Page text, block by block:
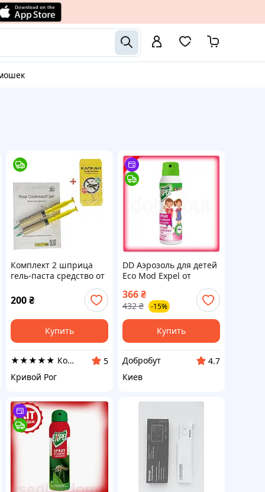
Комплект 2 шприца
гель-паста средство от
тараканов Targan-dez
Stop Cockroach gel +
Подарок Клеевая
ловушка
200₴
Купить
★★★★★ Компания Targan-Dez
5
Кривой Рог
DD Аэрозоль для детей
Eco Mod Expel от
комаров и клещей 90
мл защита от укусов
мошек и насекомых
Dobro-A
366₴
432 ₴ -15%
Купить
Добробут
4.7
Киев